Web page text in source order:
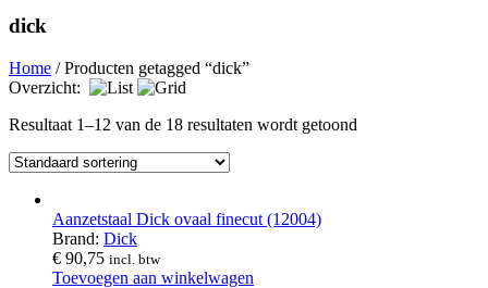
dick
Home / Producten getagged “dick”
Overzicht:
Resultaat 1–12 van de 18 resultaten wordt getoond
Aanzetstaal Dick ovaal finecut (12004)
Brand: Dick
€ 90,75 incl. btw
Toevoegen aan winkelwagen